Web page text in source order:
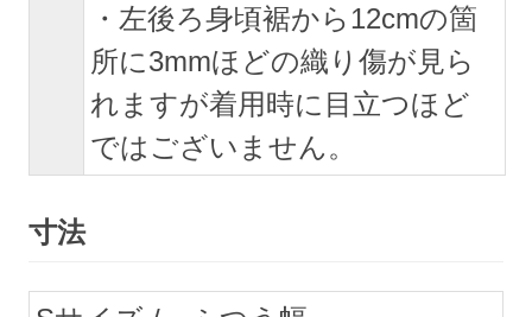
・左後ろ身頃裾から12cmの箇
所に3mmほどの織り傷が見ら
れますが着用時に目立つほど
ではございません。
寸法